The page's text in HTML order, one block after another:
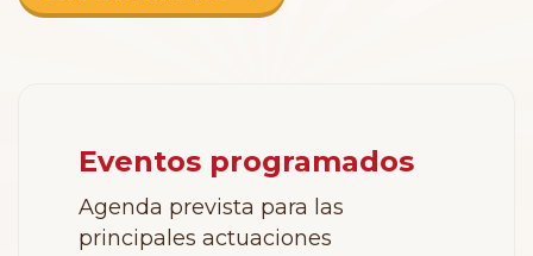
Eventos programados
Agenda prevista para las
principales actuaciones